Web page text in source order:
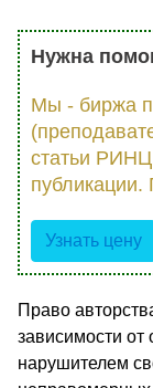
Нужна
Мы - биржа
статьи
публикации.
Узнать цену
Право
зави­симости от
нарушителем